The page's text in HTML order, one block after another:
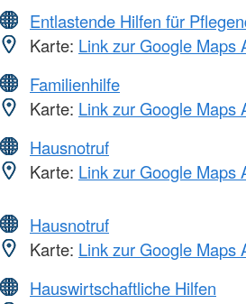
Entlastende Hilfen für
Karte: Link zur Google Maps
Familienhilfe
Karte: Link zur Google Maps
Hausnotruf
Karte: Link zur Google Maps
Hausnotruf
Karte: Link zur Google Maps
Hauswirtschaftliche Hilfen